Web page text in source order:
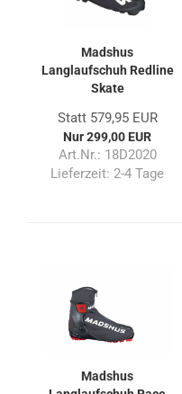
Madshus
Langlaufschuh Redline
Skate
Statt 579,95 EUR
Nur 299,00 EUR
Art.Nr.: 18D2020
Lieferzeit: 2-4 Tage
Madshus